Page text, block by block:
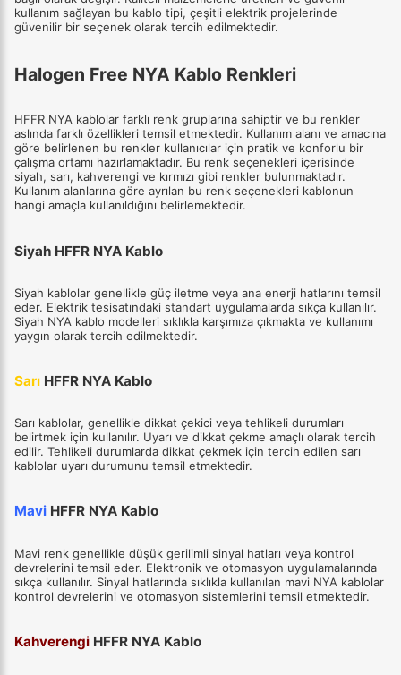
kullanım sağlayan bu kablo tipi, çeşitli elektrik projelerinde
güvenilir bir seçenek olarak tercih edilmektedir.
Halogen Free NYA Kablo Renkleri
HFFR NYA kablolar farklı renk gruplarına sahiptir ve bu renkler
aslında farklı özellikleri temsil etmektedir. Kullanım alanı ve amacına
göre belirlenen bu renkler kullanıcılar için pratik ve konforlu bir
çalışma ortamı hazırlamaktadır. Bu renk seçenekleri içerisinde
siyah, sarı, kahverengi ve kırmızı gibi renkler bulunmaktadır.
Kullanım alanlarına göre ayrılan bu renk seçenekleri kablonun
hangi amaçla kullanıldığını belirlemektedir.
Siyah HFFR NYA Kablo
Siyah kablolar genellikle güç iletme veya ana enerji hatlarını temsil
eder. Elektrik tesisatındaki standart uygulamalarda sıkça kullanılır.
Siyah NYA kablo modelleri sıklıkla karşımıza çıkmakta ve kullanımı
yaygın olarak tercih edilmektedir.
Sarı HFFR NYA Kablo
Sarı kablolar, genellikle dikkat çekici veya tehlikeli durumları
belirtmek için kullanılır. Uyarı ve dikkat çekme amaçlı olarak tercih
edilir. Tehlikeli durumlarda dikkat çekmek için tercih edilen sarı
kablolar uyarı durumunu temsil etmektedir.
Mavi HFFR NYA Kablo
Mavi renk genellikle düşük gerilimli sinyal hatları veya kontrol
devrelerini temsil eder. Elektronik ve otomasyon uygulamalarında
sıkça kullanılır. Sinyal hatlarında sıklıkla kullanılan mavi NYA kablolar
kontrol devrelerini ve otomasyon sistemlerini temsil etmektedir.
Kahverengi HFFR NYA Kablo